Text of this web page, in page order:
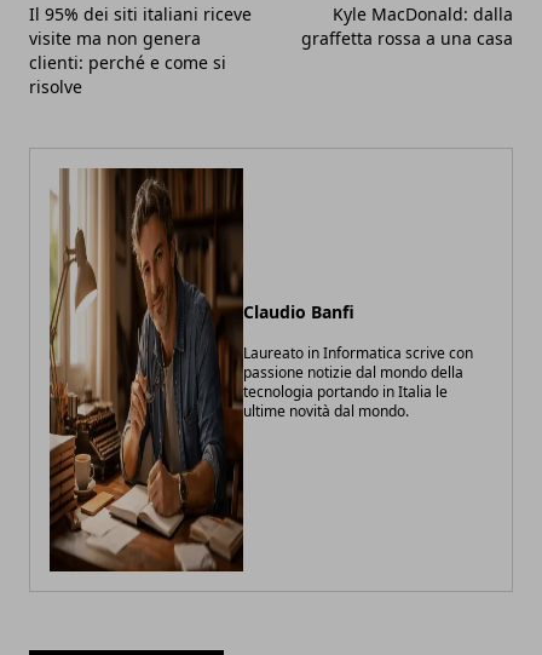
Il 95% dei siti italiani riceve
visite ma non genera
clienti: perché e come si
risolve
Kyle MacDonald: dalla
graffetta rossa a una casa
Claudio Banfi
Laureato in Informatica scrive con
passione notizie dal mondo della
tecnologia portando in Italia le
ultime novità dal mondo.